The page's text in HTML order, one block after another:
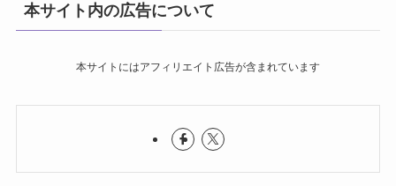
本サイト内の広告について
本サイトにはアフィリエイト広告が含まれています